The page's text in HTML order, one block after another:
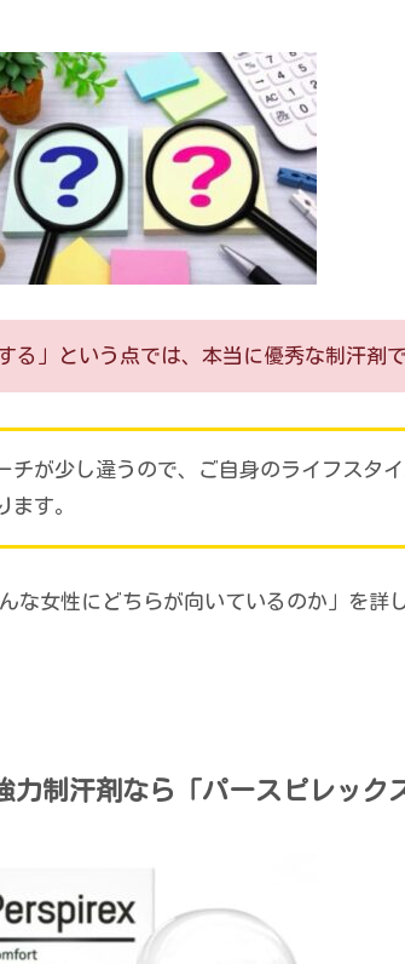
る」という点では、本当に優秀な制汗剤
チが少し違うので、ご自身のライフスタ
ます。
な女性にどちらが向いているのか」を詳
制汗剤なら「パースピレック